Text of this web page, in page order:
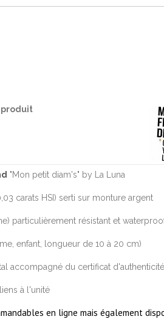
produit
"Mon petit diam's" by La Luna
carats HSI) serti sur monture argent
particulièrement résistant et
enfant, longueur de 10 à 20 cm)
accompagné du certificat
à l'unité
en ligne mais également